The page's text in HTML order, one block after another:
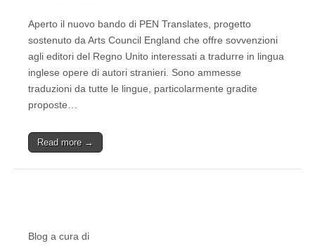
Aperto il nuovo bando di PEN Translates, progetto
sostenuto da Arts Council England che offre sovvenzioni
agli editori del Regno Unito interessati a tradurre in lingua
inglese opere di autori stranieri. Sono ammesse
traduzioni da tutte le lingue, particolarmente gradite
proposte…
Read more →
Blog a cura di